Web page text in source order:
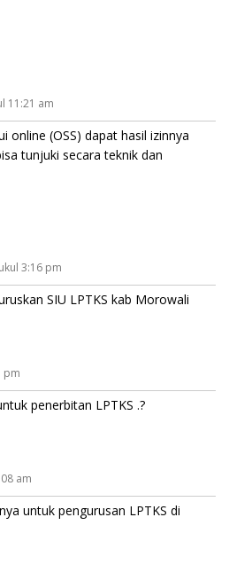
11:21 am
online (OSS) dapat hasil izinnya
tunjuki secara teknik dan
3:16 pm
SIU LPTKS kab Morowali
pm
penerbitan LPTKS .?
am
untuk pengurusan LPTKS di